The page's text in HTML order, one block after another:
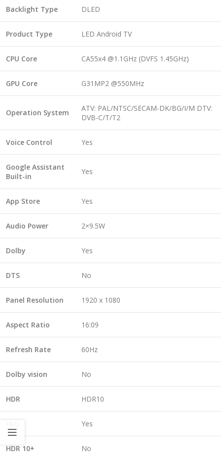
Backlight Type DLED
Product Type LED Android TV
CPU Core CA55x4 @1.1GHz (DVFS 1.45GHz)
GPU Core G31MP2 @550MHz
Operation System
ATV: PAL/NTSC/SECAM-DK/BG/I/M DTV:
DVB-C/T/T2
Voice Control Yes
Google Assistant
Built-in
Yes
App Store Yes
Audio Power 2×9.5W
Dolby Yes
DTS No
Panel Resolution 1920 x 1080
Aspect Ratio 16:09
Refresh Rate 60Hz
Dolby vision No
HDR HDR10
Yes
HDR 10+ No